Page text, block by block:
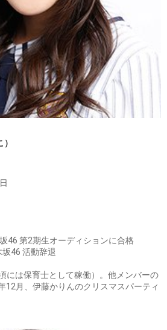
46 第2期生オーディションに合格
46 活動辞退
には保育士として稼働）。他メンバーの
12月、伊藤かりんのクリスマスパーティ